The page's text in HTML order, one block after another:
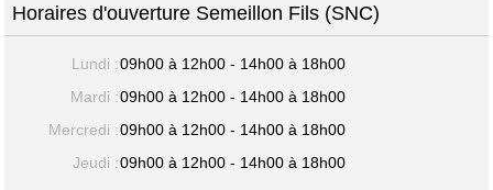
Horaires d'ouverture Semeillon Fils (SNC)
Lundi :09h00 à 12h00 - 14h00 à 18h00
Mardi :09h00 à 12h00 - 14h00 à 18h00
Mercredi :09h00 à 12h00 - 14h00 à 18h00
Jeudi :09h00 à 12h00 - 14h00 à 18h00